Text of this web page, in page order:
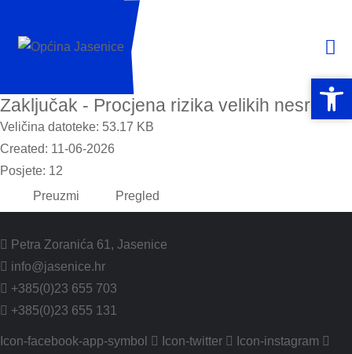
Zaključak - Procjena rizika velikih nesreća
Veličina datoteke: 53.17 KB
Created: 11-06-2026
Posjete: 12
Preuzmi
Pregled
Petra Zoranića 61, Jasenice
info@jasenice.hr
+385(0)23 655 703
+385(0)23 655 131
Icon-facebook-app-symbol Icon-twitter Icon-instagram